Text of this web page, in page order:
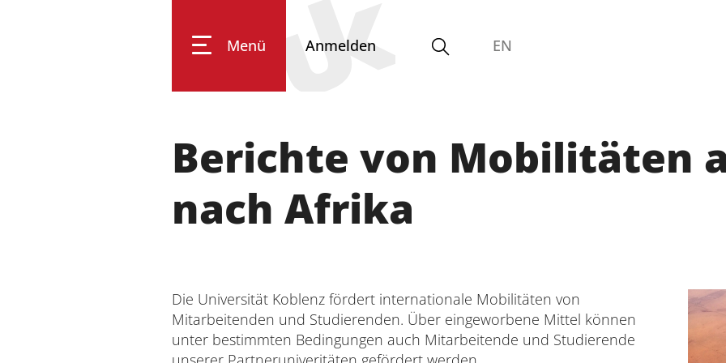
Menü
Forschung
Transfer
Zentrale Einrichtungen
Personalentwicklungszentrum
Interdisziplinäres Karriere- und
Studienzentrum
Anmelden EN
Berichte von Mobilitäten
nach Afrika
Die Universität Koblenz fördert internationale Mobilitäten von
Mitarbeitenden und Studierenden. Über eingeworbene Mittel können
unter bestimmten Bedingungen auch Mitarbeitende und Studierende